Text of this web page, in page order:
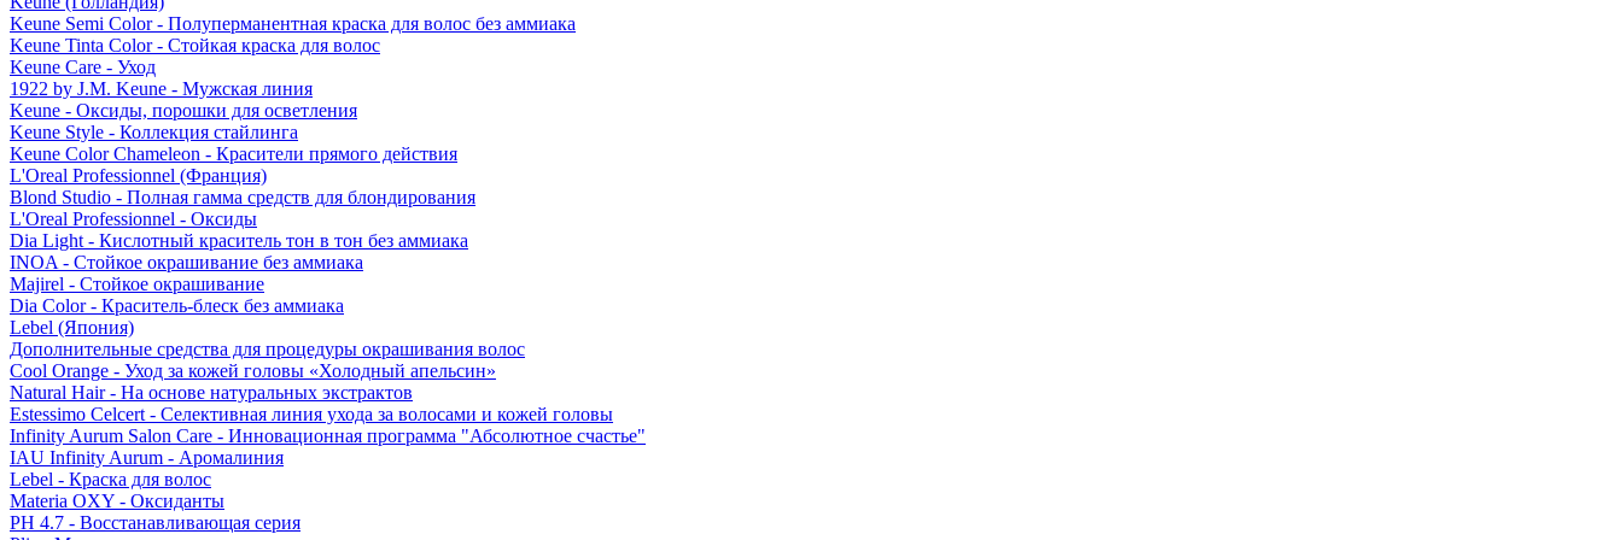
Keune Semi Color - Полуперманентная краска для волос без аммиака
Keune Tinta Color - Стойкая краска для волос
Keune Care - Уход
1922 by J.M. Keune - Мужская линия
Keune - Оксиды, порошки для осветления
Keune Style - Коллекция стайлинга
Keune Color Chameleon - Красители прямого действия
L'Oreal Professionnel (Франция)
Blond Studio - Полная гамма средств для блондирования
L'Oreal Professionnel - Оксиды
Dia Light - Кислотный краситель тон в тон без аммиака
INOA - Стойкое окрашивание без аммиака
Majirel - Стойкое окрашивание
Dia Color - Краситель-блеск без аммиака
Lebel (Япония)
Дополнительные средства для процедуры окрашивания волос
Cool Orange - Уход за кожей головы «Холодный апельсин»
Natural Hair - На основе натуральных экстрактов
Estessimo Celcert - Селективная линия ухода за волосами и кожей головы
Infinity Aurum Salon Care - Инновационная программа "Абсолютное счастье"
IAU Infinity Aurum - Аромалиния
Lebel - Краска для волос
Materia OXY - Оксиданты
PH 4.7 - Восстанавливающая серия